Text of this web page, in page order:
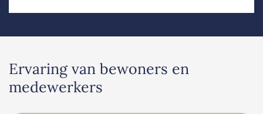
Ervaring van bewoners en
medewerkers